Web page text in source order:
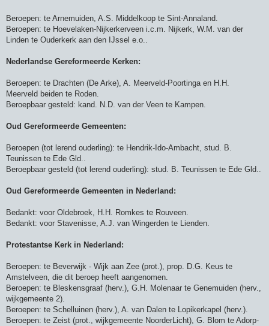
Beroepen: te Arnemuiden, A.S. Middelkoop te Sint-Annaland.
Beroepen: te Hoevelaken-Nijkerkerveen i.c.m. Nijkerk, W.M. van der
Linden te Ouderkerk aan den IJssel e.o..
Nederlandse Gereformeerde Kerken:
Beroepen: te Drachten (De Arke), A. Meerveld-Poortinga en H.H.
Meerveld beiden te Roden.
Beroepbaar gesteld: kand. N.D. van der Veen te Kampen.
Oud Gereformeerde Gemeenten:
Beroepen (tot lerend ouderling): te Hendrik-Ido-Ambacht, stud. B.
Teunissen te Ede Gld..
Beroepbaar gesteld (tot lerend ouderling): stud. B. Teunissen te Ede Gld..
Oud Gereformeerde Gemeenten in Nederland:
Bedankt: voor Oldebroek, H.H. Romkes te Rouveen.
Bedankt: voor Stavenisse, A.J. van Wingerden te Lienden.
Protestantse Kerk in Nederland:
Beroepen: te Beverwijk - Wijk aan Zee (prot.), prop. D.G. Keus te
Amstelveen, die dit beroep heeft aangenomen.
Beroepen: te Bleskensgraaf (herv.), G.H. Molenaar te Genemuiden (herv.,
wijkgemeente 2).
Beroepen: te Schelluinen (herv.), A. van Dalen te Lopikerkapel (herv.).
Beroepen: te Zeist (prot., wijkgemeente NoorderLicht), G. Blom te Adorp-